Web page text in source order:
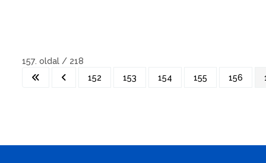
157. oldal / 218
152
153 154 155 156